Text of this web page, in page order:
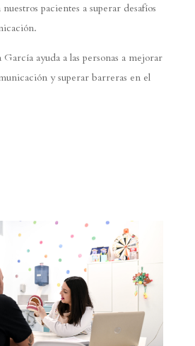
pacientes a superar desafíos
ayuda a las personas a mejorar
y superar barreras en el